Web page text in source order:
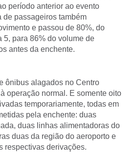
período anterior ao evento
de passageiros também
e passou de 80%, do
5, para 86% do volume de
antes da enchente.
ônibus alagados no Centro
operação normal. E somente oito
temporariamente, todas em
pela enchente: duas
duas linhas alimentadoras do
duas da região do aeroporto e
respectivas derivações.